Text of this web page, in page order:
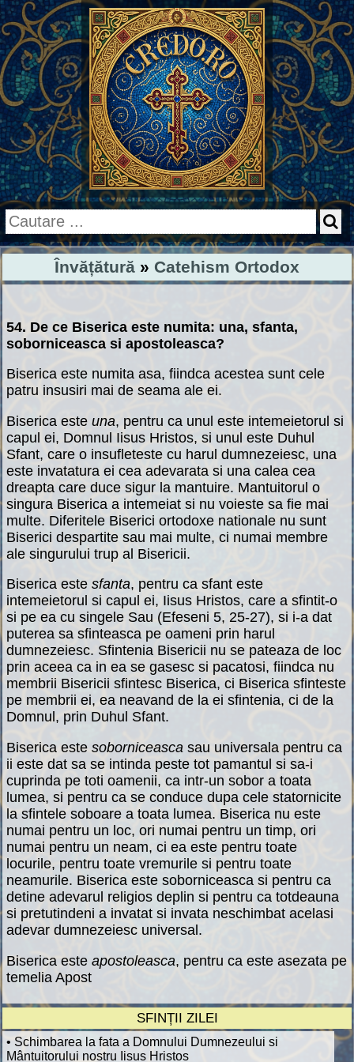
Învățătură » Catehism Ortodox
54. De ce Biserica este numita: una, sfanta,
soborniceasca si apostoleasca?
Biserica este numita asa, fiindca acestea sunt cele
patru insusiri mai de seama ale ei.
Biserica este una, pentru ca unul este intemeietorul si
capul ei, Domnul Iisus Hristos, si unul este Duhul
Sfant, care o insufleteste cu harul dumnezeiesc, una
este invatatura ei cea adevarata si una calea cea
dreapta care duce sigur la mantuire. Mantuitorul o
singura Biserica a intemeiat si nu voieste sa fie mai
multe. Diferitele Biserici ortodoxe nationale nu sunt
Biserici despartite sau mai multe, ci numai membre
ale singurului trup al Bisericii.
Biserica este sfanta, pentru ca sfant este
intemeietorul si capul ei, Iisus Hristos, care a sfintit-o
si pe ea cu singele Sau (Efeseni 5, 25-27), si i-a dat
puterea sa sfinteasca pe oameni prin harul
dumnezeiesc. Sfintenia Bisericii nu se pateaza de loc
prin aceea ca in ea se gasesc si pacatosi, fiindca nu
membrii Bisericii sfintesc Biserica, ci Biserica sfinteste
pe membrii ei, ea neavand de la ei sfintenia, ci de la
Domnul, prin Duhul Sfant.
Biserica este soborniceasca sau universala pentru ca
ii este dat sa se intinda peste tot pamantul si sa-i
cuprinda pe toti oamenii, ca intr-un sobor a toata
lumea, si pentru ca se conduce dupa cele statornicite
la sfintele soboare a toata lumea. Biserica nu este
numai pentru un loc, ori numai pentru un timp, ori
numai pentru un neam, ci ea este pentru toate
locurile, pentru toate vremurile si pentru toate
neamurile. Biserica este soborniceasca si pentru ca
detine adevarul religios deplin si pentru ca totdeauna
si pretutindeni a invatat si invata neschimbat acelasi
adevar dumnezeiesc universal.
Biserica este apostoleasca, pentru ca este asezata pe
temelia Apost
SFINȚII ZILEI
• Schimbarea la fata a Domnului Dumnezeului si
Mântuitorului nostru Iisus Hristos